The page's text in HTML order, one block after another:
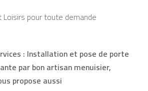
pour toute demande
: Installation et pose de porte
par bon artisan menuisier,
propose aussi